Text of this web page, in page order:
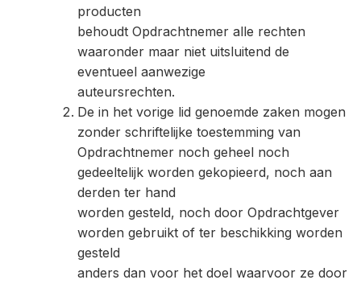
producten
behoudt Opdrachtnemer alle rechten
waaronder maar niet uitsluitend de
eventueel aanwezige
auteursrechten.
De in het vorige lid genoemde zaken mogen
zonder schriftelijke toestemming van
Opdrachtnemer noch geheel noch
gedeeltelijk worden gekopieerd, noch aan
derden ter hand
worden gesteld, noch door Opdrachtgever
worden gebruikt of ter beschikking worden
gesteld
anders dan voor het doel waarvoor ze door